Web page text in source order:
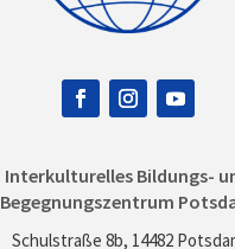
Interkulturelles Bildungs-
Begegnungszentrum
Schulstraße 8b, 14482